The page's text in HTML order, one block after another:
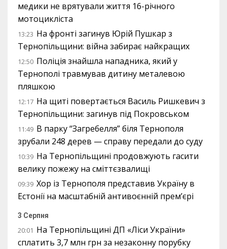
медики не врятували життя 16-річного
мотоцикліста
13:23 На фронті загинув Юрій Пушкар з
Тернопільщини: війна забирає найкращих
12:50 Поліція знайшла нападника, який у
Тернополі травмував дитину металевою
пляшкою
12:17 На щиті повертається Василь Ришкевич з
Тернопільщини: загинув під Покровськом
11:49 В парку “Загребелля” біля Тернополя
зрубали 248 дерев — справу передали до суду
10:39 На Тернопільщині продовжують гасити
велику пожежу на сміттєзвалищі
09:39 Хор із Тернополя представив Україну в
Естонії на масштабній антивоєнній прем’єрі
3 Серпня
20:01 На Тернопільщині ДП «Ліси України»
сплатить 3,7 млн грн за незаконну порубку